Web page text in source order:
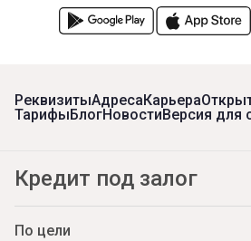
РеквизитыАдресаКарьера
ТарифыБлогНовостиВерсия для
Кредит под залог
По цели